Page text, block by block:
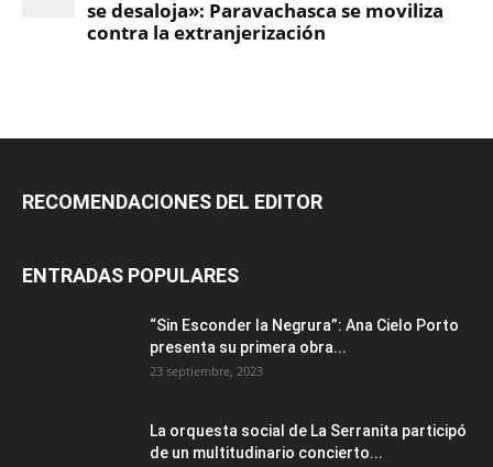
RECOMENDACIONES DEL EDITOR
ENTRADAS POPULARES
“Sin Esconder la Negrura”: Ana Cielo Porto
presenta su primera obra...
23 septiembre, 2023
La orquesta social de La Serranita participó
de un multitudinario concierto...